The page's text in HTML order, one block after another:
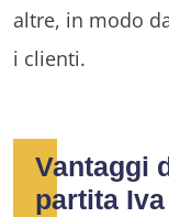
altre, in modo
i clienti.
Vantaggi
partita Iva